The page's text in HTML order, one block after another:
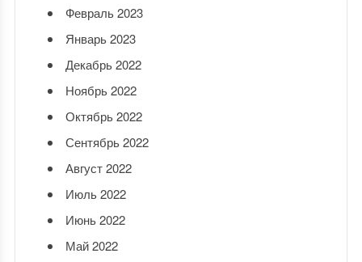
Февраль 2023
Январь 2023
Декабрь 2022
Ноябрь 2022
Октябрь 2022
Сентябрь 2022
Август 2022
Июль 2022
Июнь 2022
Май 2022